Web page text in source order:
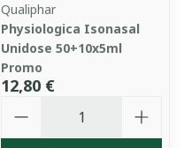
Qualiphar
Physiologica Isonasal
Unidose 50+10x5ml
Promo
12,80 €